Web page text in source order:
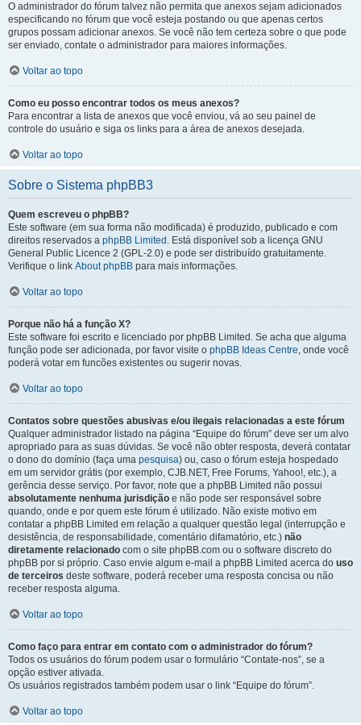
O administrador do fórum talvez não permita que anexos sejam adicionados
especificando no fórum que você esteja postando ou que apenas certos
grupos possam adicionar anexos. Se você não tem certeza sobre o que pode
ser enviado, contate o administrador para maiores informações.
Voltar ao topo
Como eu posso encontrar todos os meus anexos?
Para encontrar a lista de anexos que você enviou, vá ao seu painel de
controle do usuário e siga os links para a área de anexos desejada.
Voltar ao topo
Sobre o Sistema phpBB3
Quem escreveu o phpBB?
Este software (em sua forma não modificada) é produzido, publicado e com
direitos reservados a phpBB Limited . Está disponível sob a licença GNU
General Public Licence 2 (GPL-2.0) e pode ser distribuído gratuitamente.
Verifique o link About phpBB para mais informações.
Voltar ao topo
Porque não há a função X?
Este software foi escrito e licenciado por phpBB Limited. Se acha que alguma
função pode ser adicionada, por favor visite o phpBB Ideas Centre, onde você
poderá votar em funcões existentes ou sugerir novas.
Voltar ao topo
Contatos sobre questões abusivas e/ou ilegais relacionadas a este fórum
Qualquer administrador listado na página “Equipe do fórum” deve ser um alvo
apropriado para as suas dúvidas. Se você não obter resposta, deverá contatar
o dono do domínio (faça uma pesquisa) ou, caso o fórum esteja hospedado
em um servidor grátis (por exemplo, CJB.NET, Free Forums, Yahoo!, etc.), a
gerência desse serviço. Por favor, note que a phpBB Limited não possui
absolutamente nenhuma jurisdição e não pode ser responsável sobre
quando, onde e por quem este fórum é utilizado. Não existe motivo em
contatar a phpBB Limited em relação a qualquer questão legal (interrupção e
desistência, de responsabilidade, comentário difamatório, etc.) não
diretamente relacionado com o site phpBB.com ou o software discreto do
phpBB por si próprio. Caso envie algum e-mail a phpBB Limited acerca do uso
de terceiros deste software, poderá receber uma resposta concisa ou não
receber resposta alguma.
Voltar ao topo
Como faço para entrar em contato com o administrador do fórum?
Todos os usuários do fórum podem usar o formulário “Contate-nos”, se a
opção estiver ativada.
Os usuários registrados também podem usar o link “Equipe do fórum”.
Voltar ao topo